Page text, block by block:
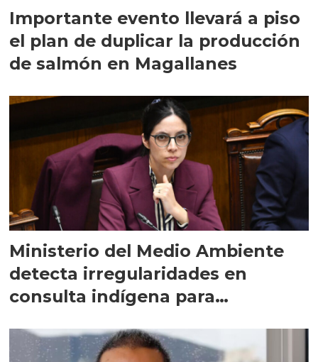
Importante evento llevará a piso
el plan de duplicar la producción
de salmón en Magallanes
Ministerio del Medio Ambiente
detecta irregularidades en
consulta indígena para